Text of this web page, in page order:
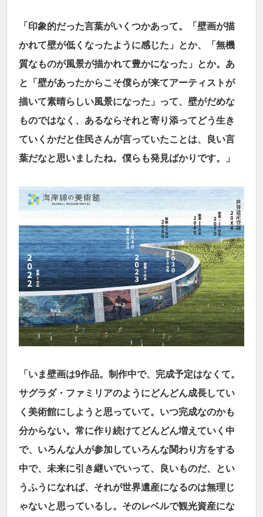
「印象的だった言葉がいくつかあって。「壁画が描
かれて壁が低くなったように感じた」とか、「無機
質なものが風景が描かれて豊かになった」とか。あ
と「壁があったからこそ僕らが来てアーティストが
描いて素晴らしい風景になった」って、壁がだめな
ものではなく、あるならそれと寄り添ってどう生き
ていくかだと住民さんが言っていたことは、良い言
葉だなと思いましたね。僕らも発見ばかりです。」
「いま壁画は9作品。制作中で、完成予定はなくて。
サグラダ・ファミリアのようにどんどん成長してい
く美術館にしようと思っていて。いつ完成なのかも
分からない。常に作り続けてどんどん増えていく中
で、いろんな人が参加していろんな関わり方をする
中で、未来に引き継いでいって、良いものだ、とい
うふうになれば、それが世界遺産になるのは無理じ
ゃないと思っているし。そのレベルで観光資産にな